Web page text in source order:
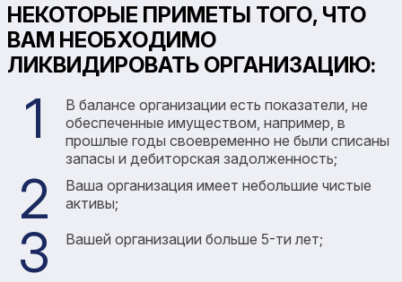
НЕКОТОРЫЕ ПРИМЕТЫ ТОГО, ЧТО
ВАМ НЕОБХОДИМО
ЛИКВИДИРОВАТЬ ОРГАНИЗАЦИЮ:
В балансе организации есть показатели, не
обеспеченные имуществом, например, в
прошлые годы своевременно не были списаны
запасы и дебиторская задолженность;
Ваша организация имеет небольшие чистые
активы;
Вашей организации больше 5-ти лет;